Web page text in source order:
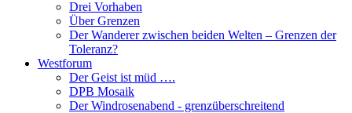
Drei Vorhaben
Über Grenzen
Der Wanderer zwischen beiden Welten – Grenzen der
Toleranz?
Westforum
Der Geist ist müd ….
DPB Mosaik
Der Windrosenabend - grenzüberschreitend